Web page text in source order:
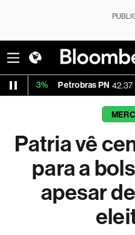
PN 42.37 -0.31%
Patria vê
para a
apesar